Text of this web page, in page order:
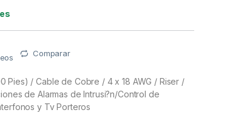
Comparar
Pies) / Cable de Cobre / 4 x 18 AWG / Riser /
de Alarmas de Intrusi?n/Control de
y Tv Porteros